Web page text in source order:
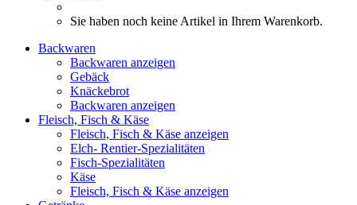
Sie haben noch keine Artikel in Ihrem Warenkorb.
Backwaren
Backwaren anzeigen
Gebäck
Knäckebrot
Backwaren anzeigen
Fleisch, Fisch & Käse
Fleisch, Fisch & Käse anzeigen
Elch- Rentier-Spezialitäten
Fisch-Spezialitäten
Käse
Fleisch, Fisch & Käse anzeigen